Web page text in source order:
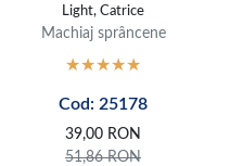
Light, Catrice
Machiaj sprâncene
Cod: 25178
39,00 RON
51,86RON